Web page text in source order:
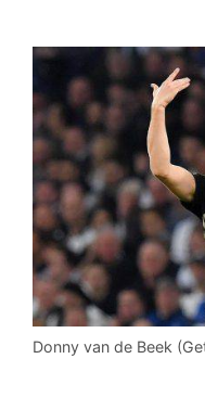
Donny van de Beek